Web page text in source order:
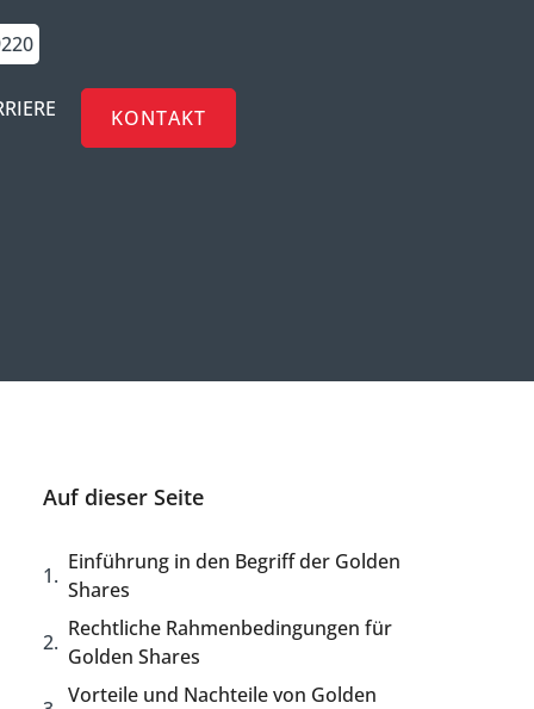
KONTAKT
Auf dieser Seite
Einführung in den Begriff der Golden
Shares
Rechtliche Rahmenbedingungen für
Golden Shares
Vorteile und Nachteile von Golden